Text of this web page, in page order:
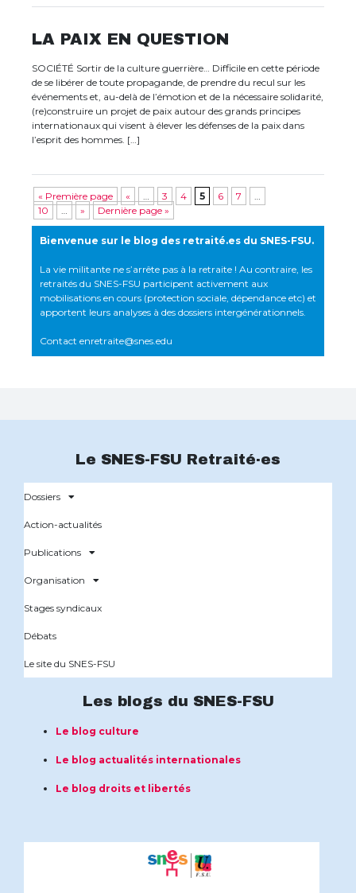
LA PAIX EN QUESTION
SOCIÉTÉ Sortir de la culture guerrière… Difficile en cette période
de se libérer de toute propagande, de prendre du recul sur les
événements et, au-delà de l’émotion et de la nécessaire solidarité,
(re)construire un projet de paix autour des grands principes
internationaux qui visent à élever les défenses de la paix dans
l’esprit des hommes. […]
« Première page « … 3 4 5 6 7
…
10
… » Dernière page »
Bienvenue sur le blog des retraité.es du SNES-FSU.
La vie militante ne s’arrête pas à la retraite ! Au contraire, les
retraités du SNES-FSU participent activement aux
mobilisations en cours (protection sociale, dépendance etc) et
apportent leurs analyses à des dossiers intergénérationnels.
Contact enretraite@snes.edu
Le SNES-FSU Retraité·es
Dossiers
Action-actualités
Publications
Organisation
Stages syndicaux
Débats
Le site du SNES-FSU
Les blogs du SNES-FSU
Le blog culture
Le blog actualités internationales
Le blog droits et libertés